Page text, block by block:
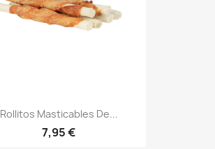
Rollitos Masticables De...
7,95 €